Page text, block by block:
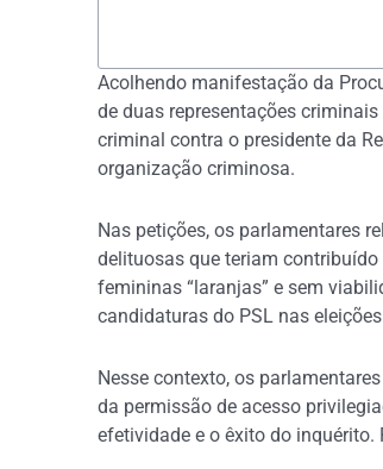
Acolhendo manifestação da
de duas representações
criminal contra o presidente da
organização criminosa.
Nas petições, os parlamentares
delituosas que teriam
femininas “laranjas” e sem
candidaturas do PSL nas
Nesse contexto, os
da permissão de acesso
efetividade e o êxito do